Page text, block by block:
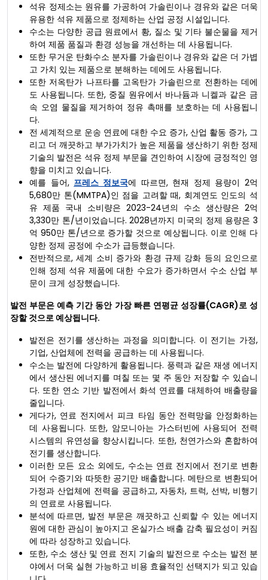
석유 정제소는 원유를 가공하여 가솔린이나 경유와 같은 더욱
유용한 석유 제품으로 정제하는 산업 공정 시설입니다.
수소는 다양한 공급 원료에서 황, 질소 및 기타 불순물을 제거
하여 제품 품질과 환경 성능을 개선하는 데 사용됩니다.
또한 무거운 탄화수소 분자를 가솔린이나 경유와 같은 더 가볍
고 가치 있는 제품으로 분해하는 데에도 사용됩니다.
또한 저옥탄가 나프타를 고옥탄가 가솔린으로 전환하는 데에
도 사용됩니다. 또한, 중질 원유에서 바나듐과 니켈과 같은 금
속 오염 물질을 제거하여 정유 촉매를 보호하는 데 사용됩니
다.
전 세계적으로 운송 연료에 대한 수요 증가, 산업 활동 증가, 그
리고 더 깨끗하고 부가가치가 높은 제품을 생산하기 위한 정제
기술의 발전은 석유 정제 부문을 견인하여 시장에 긍정적인 영
향을 미치고 있습니다.
예를 들어, 프레스 정보국에 따르면, 현재 정제 용량이 2억
5,680만 톤(MMTPA)인 점을 고려할 때, 회계연도 인도의 석
유 제품 국내 소비량은 2023-24년의 수소 생산량은 2억
3,330만 톤/년이었습니다. 2028년까지 미국의 정제 용량은 3
억 950만 톤/년으로 증가할 것으로 예상됩니다. 이로 인해 다
양한 정제 공정에 수소가 급등했습니다.
전반적으로, 세계 소비 증가와 환경 규제 강화 등의 요인으로
인해 정제 석유 제품에 대한 수요가 증가하면서 수소 산업 부
문이 크게 성장했습니다.
발전 부문은 예측 기간 동안 가장 빠른 연평균 성장률(CAGR)로 성
장할 것으로 예상됩니다.
발전은 전기를 생산하는 과정을 의미합니다. 이 전기는 가정,
기업, 산업체에 전력을 공급하는 데 사용됩니다.
수소는 발전에 다양하게 활용됩니다. 풍력과 같은 재생 에너지
에서 생산된 에너지를 며칠 또는 몇 주 동안 저장할 수 있습니
다. 또한 연소 기반 발전에서 화석 연료를 대체하여 배출량을
줄입니다.
게다가, 연료 전지에서 피크 타임 동안 전력망을 안정화하는
데 사용됩니다. 또한, 암모니아는 가스터빈에 사용되어 전력
시스템의 유연성을 향상시킵니다. 또한, 천연가스와 혼합하여
전기를 생산합니다.
이러한 모든 요소 외에도, 수소는 연료 전지에서 전기로 변환
되어 수증기와 따뜻한 공기만 배출합니다. 메탄으로 변환되어
가정과 산업체에 전력을 공급하고, 자동차, 트럭, 선박, 비행기
의 연료로 사용됩니다.
분석에 따르면, 발전 부문은 깨끗하고 신뢰할 수 있는 에너지
원에 대한 관심이 높아지고 온실가스 배출 감축 필요성이 커짐
에 따라 성장하고 있습니다.
또한, 수소 생산 및 연료 전지 기술의 발전으로 수소는 발전 분
야에서 더욱 실현 가능하고 비용 효율적인 선택지가 되고 있습